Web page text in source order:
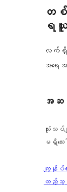
တစ်
ရ
လက်ရှိ
အရေ
အဆ
သုံးသပ်
မရှိသေး
ကျွန်ုပ်
ထည့်သွ